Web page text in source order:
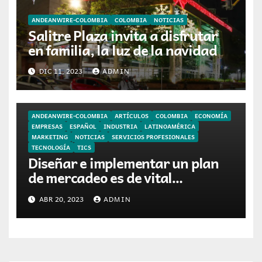
ANDEANWIRE-COLOMBIA COLOMBIA NOTICIAS
Salitre Plaza invita a disfrutar
en familia, la luz de la navidad
DIC 11, 2023 ADMIN
ANDEANWIRE-COLOMBIA ARTÍCULOS COLOMBIA
ECONOMÍA
EMPRESAS
ESPAÑOL INDUSTRIA
LATINOAMÉRICA
MARKETING
NOTICIAS
SERVICIOS PROFESIONALES
TECNOLOGÍA
TICS
Diseñar e implementar un plan
de mercadeo es de vital
importancia para una PYME en
Colombia.
ABR 20, 2023 ADMIN